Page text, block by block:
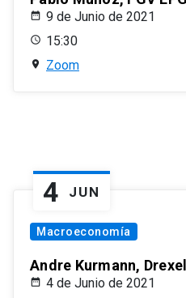
9 de Junio de 2021
15:30
Zoom
4 JUN
Macroeconomía
Andre Kurmann,
4 de Junio de 2021